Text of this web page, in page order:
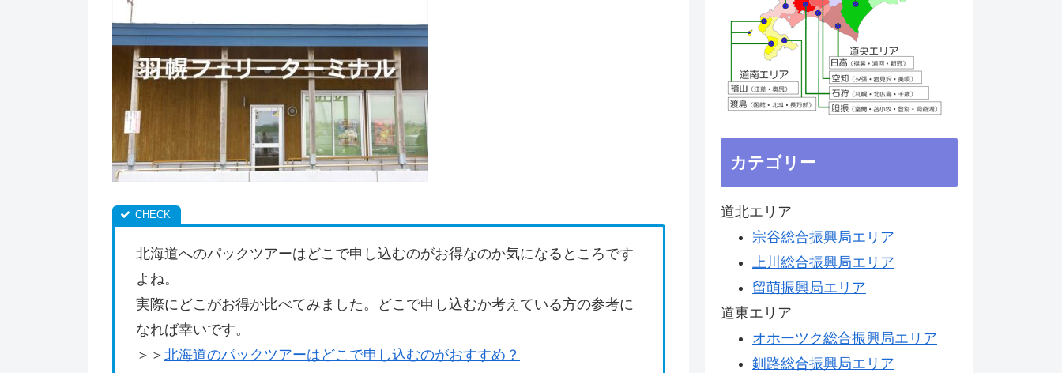
北海道へのパックツアーはどこで申し込むのがお得なのか気になるところです
よね。
実際にどこがお得か比べてみました。どこで申し込むか考えている方の参考に
なれば幸いです。
＞＞ 北海道のパックツアーはどこで申し込むのがおすすめ？
カテゴリー
道北エリア
宗谷総合振興局エリア
上川総合振興局エリア
留萌振興局エリア
道東エリア
オホーツク総合振興局エリア
釧路総合振興局エリア